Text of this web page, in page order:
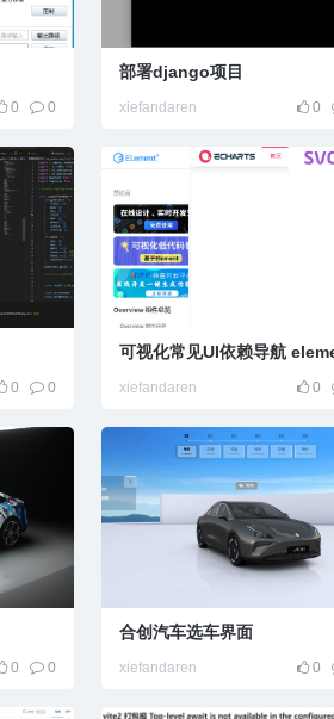
0 0
部署django项目
0
xiefandaren
0 0 0
xiefandaren
0 0
合创汽车选车界面
0
xiefandaren